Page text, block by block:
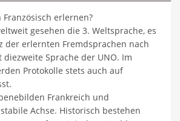
erlernen?
gesehen die 3. Weltsprache, es
der erlernten Fremdsprachen nach
diezweite Sprache der UNO. Im
Protokolle stets auch auf
Frankreich und
Achse. Historisch bestehen